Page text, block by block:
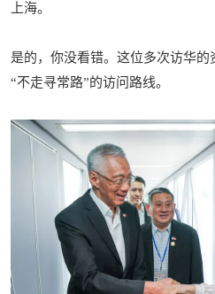
上海。
是的，你没看错。这位多次访华
“不走寻常路”的访问路线。